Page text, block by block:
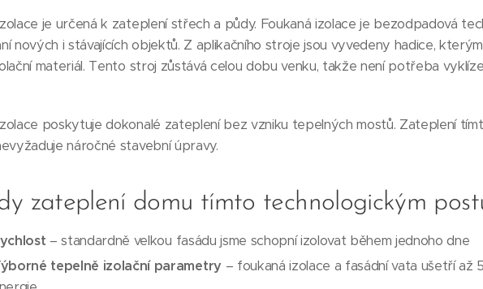
je určená k zateplení střech a půdy. Foukaná izolace je bezodpadová
nových i stávajících objektů. Z aplikačního stroje jsou vyvedeny hadice,
materiál. Tento stroj zůstává celou dobu venku, takže není potřeba
poskytuje dokonalé zateplení bez vzniku tepelných mostů. Zateplení
náročné stavební úpravy.
zateplení domu tímto technologickým
– standardně velkou fasádu jsme schopní izolovat během jednoho dne
tepelně izolační parametry – foukaná izolace a fasádní vata ušetří až